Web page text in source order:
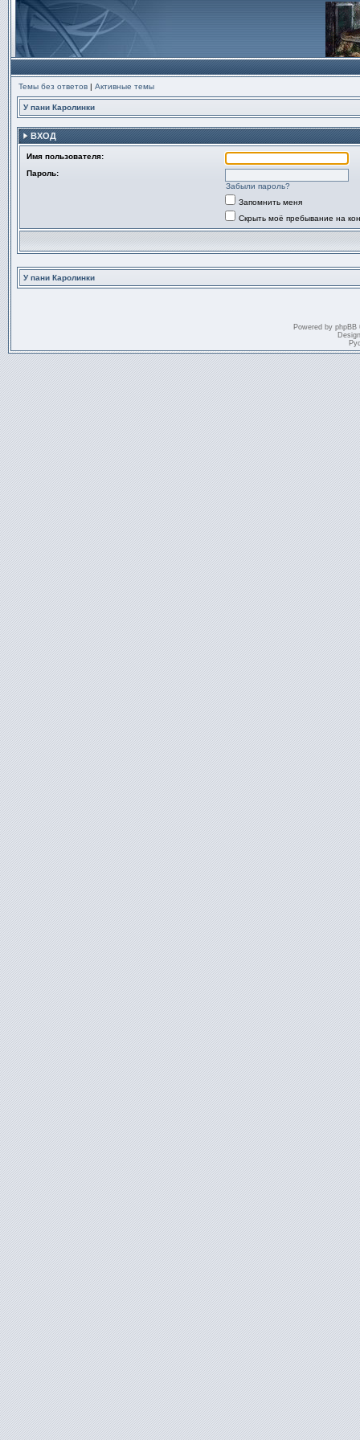
Темы без ответов | Активные темы
У пани Каролинки
ВХОД
Имя пользователя:
Пароль:
Забыли пароль?
Запомнить меня
Скрыть моё пребывание на
У пани Каролинки
Powered by phpBB